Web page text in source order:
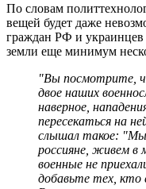
По словам
вещей будет даже
граждан РФ и украинцев
земли еще минимум
"Вы посмотрите,
двое наших
наверное,
пересекаться на
слышал такое: "Мы
россияне, живем в
военные не
добавьте тех,